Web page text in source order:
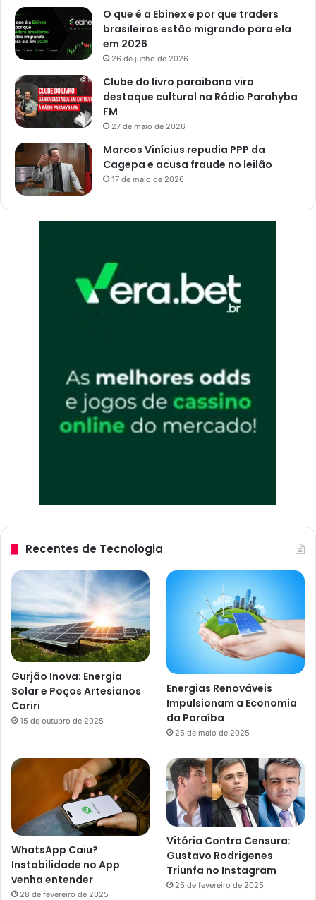
O que é a Ebinex e por que traders
brasileiros estão migrando para ela
em 2026
26 de junho de 2026
Clube do livro paraibano vira
destaque cultural na Rádio Parahyba
FM
27 de maio de 2026
Marcos Vinícius repudia PPP da
Cagepa e acusa fraude no leilão
17 de maio de 2026
Recentes de Tecnologia
Gurjão Inova: Energia
Solar e Poços Artesianos
Cariri
15 de outubro de 2025
Energias Renováveis
Impulsionam a Economia
da Paraíba
25 de maio de 2025
WhatsApp Caiu?
Instabilidade no App
venha entender
28 de fevereiro de 2025
Vitória Contra Censura:
Gustavo Rodrigenes
Triunfa no Instagram
25 de fevereiro de 2025